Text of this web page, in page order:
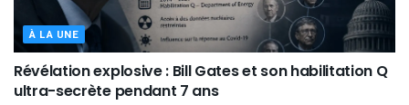
À LA UNE
Révélation explosive : Bill Gates et son habilitation Q
ultra-secrète pendant 7 ans